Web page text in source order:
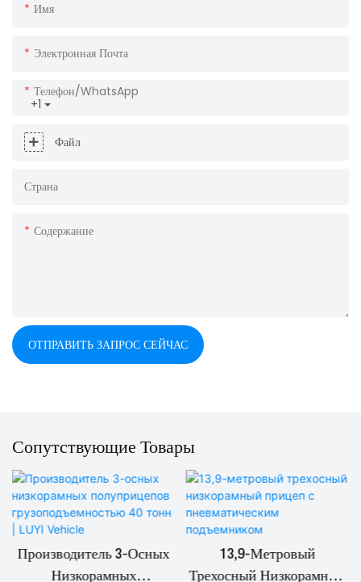
Имя
Электронная Почта
+1
Телефон/WhatsApp
Файл
Страна
Содержание
ОТПРАВИТЬ ЗАПРОС СЕЙЧАС
Сопутствующие Товары
Производитель 3-Осных
Низкорамных
13,9-Метровый
Трехосный Низкорамный